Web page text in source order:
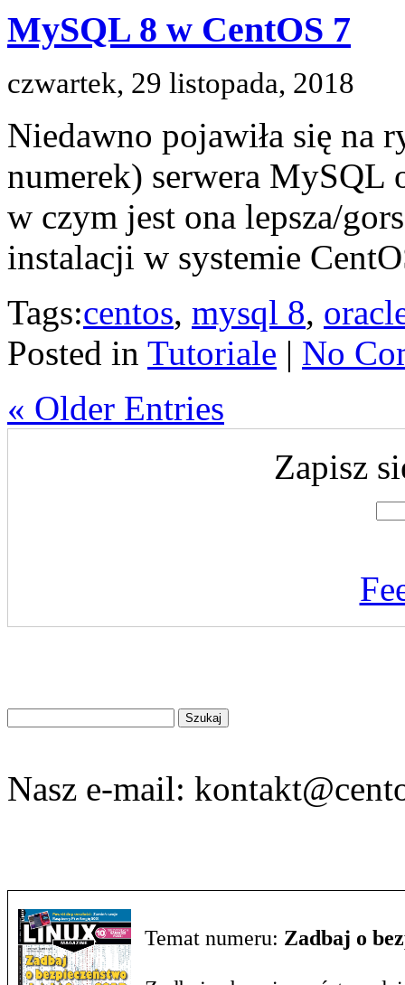
MySQL 8 w CentOS 7
czwartek, 29 listopada, 2018
Niedawno pojawiła się na
numerek) serwera MySQL
w czym jest ona lepsza/
instalacji w systemie
Tags:centos, mysql 8,
Posted in Tutoriale | No
« Older Entries
Zapisz
na
Nasz e-mail:
Temat numeru: Zadbaj o